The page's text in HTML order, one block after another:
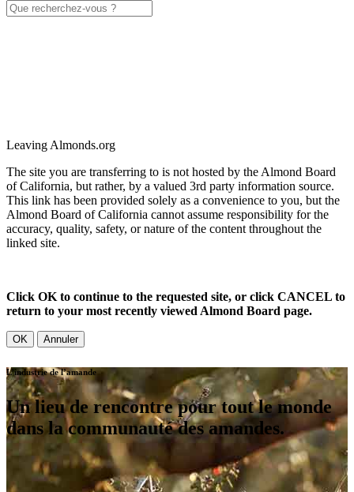
Leaving Almonds.org
The site you are transferring to is not hosted by the Almond Board
of California, but rather, by a valued 3rd party information source.
This link has been provided solely as a convenience to you, but the
Almond Board of California cannot assume responsibility for the
accuracy, quality, safety, or nature of the content throughout the
linked site.
Click OK to continue to the requested site, or click CANCEL to
return to your most recently viewed Almond Board page.
OK Annuler
L’industrie de l’amande
Un lieu de rencontre pour tout le monde
dans la communauté des amandes.